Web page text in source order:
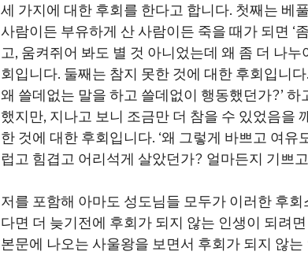
세 가지에 대한 후회를 한다고 합니다. 첫째는 베
사람이든 부유하게 산 사람이든 죽을 때가 되면 ‘
고, 움켜쥐어 봐도 별 것 아니었는데 왜 좀 더 나
회입니다. 둘째는 참지 못한 것에 대한 후회입니
왜 쓸데없는 말을 하고 쓸데없이 행동했던가?’
했지만, 지나고 보니 조금만 더 참을 수 있었음을
한 것에 대한 후회입니다. ‘왜 그렇게 바쁘고 여
럽고 힘겹고 어리석게 살았던가? 얼마든지 기쁘
저를 포함해 아마도 성도님들 모두가 이러한 후
다면 더 늦기전에 후회가 되지 않는 인생이 되려
본문에 나오는 사울왕을 보면서 후회가 되지 않